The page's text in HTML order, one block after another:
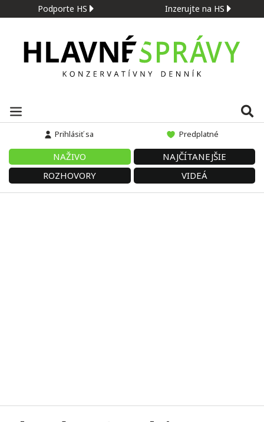
Podporte HS Inzerujte na HS
Prihlásiť sa Predplatné
NAŽIVO
NAJČÍTANEJŠIE
ROZHOVORY
VIDEÁ